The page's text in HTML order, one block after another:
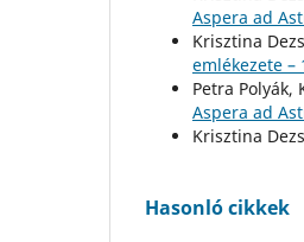
Aspera ad
Krisztina
emlékezete –
Petra
Aspera ad
Krisztina
Hasonló cikkek